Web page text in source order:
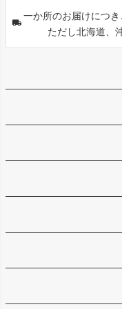
一か所のお届けにつ
ただし北海道、